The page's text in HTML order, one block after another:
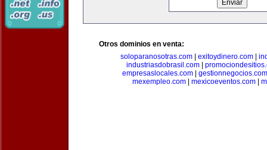
Otros dominios en venta:
soloparanosotras.com
exitoydinero.com
industriasdobrasil.com|
empresaslocales.com| gestionnegocios.com
mexempleo.com| mexicoeventos.com|